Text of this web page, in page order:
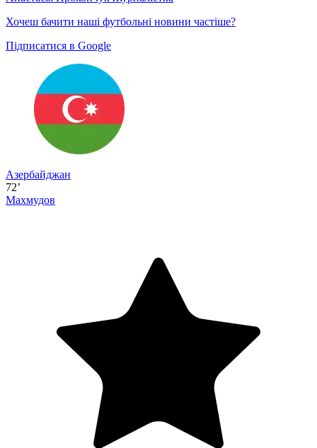
Хочеш бачити наші футбольні новини частіше?
Підписатися в Google
Азербайджан
72’
Махмудов